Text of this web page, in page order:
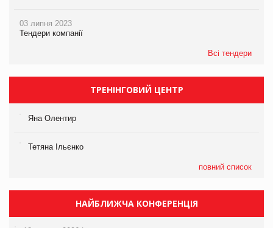
03 липня 2023
Тендери компанії
Всі тендери
ТРЕНІНГОВИЙ ЦЕНТР
Яна Олентир
Тетяна Ільєнко
повний список
НАЙБЛИЖЧА КОНФЕРЕНЦІЯ